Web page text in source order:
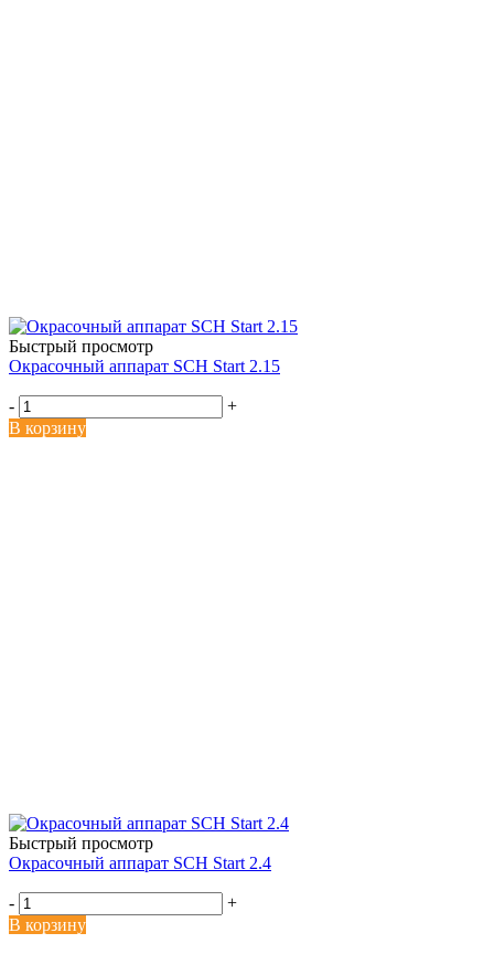
Быстрый просмотр
Окрасочный аппарат SCH Start 2.15
-
+
В корзину
Быстрый просмотр
Окрасочный аппарат SCH Start 2.4
-
+
В корзину